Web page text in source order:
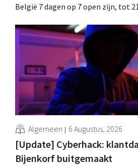
België 7 dagen op 7 open zijn, tot
arbeidswetgeving een hinderpaal. Is
speelveld?
Algemeen 6 Augustus, 2026
[Update] Cyberhack:
Bijenkorf buitgemaakt